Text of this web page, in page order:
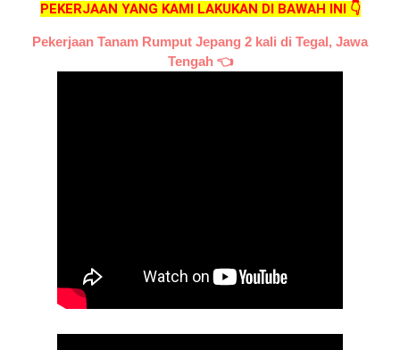
PEKERJAAN YANG KAMI LAKUKAN DI BAWAH INI 👇
Pekerjaan Tanam Rumput Jepang 2 kali di Tegal, Jawa
Tengah 👈